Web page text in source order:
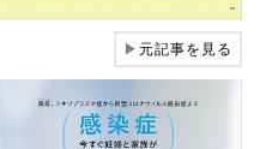
▶元記事を見る